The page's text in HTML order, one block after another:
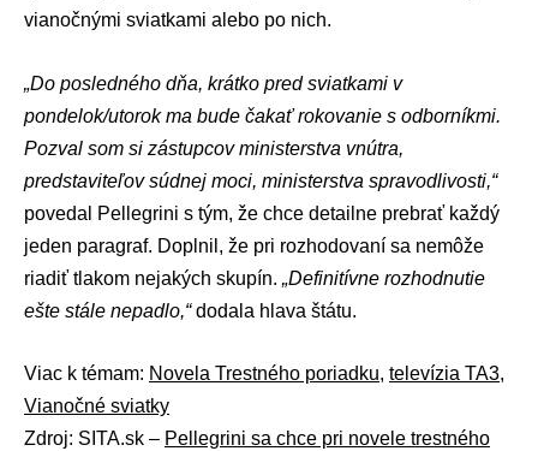
vianočnými sviatkami alebo po nich.
„Do posledného dňa, krátko pred sviatkami v
pondelok/utorok ma bude čakať rokovanie s odborníkmi.
Pozval som si zástupcov ministerstva vnútra,
predstaviteľov súdnej moci, ministerstva spravodlivosti,“
povedal Pellegrini s tým, že chce detailne prebrať každý
jeden paragraf. Doplnil, že pri rozhodovaní sa nemôže
riadiť tlakom nejakých skupín. „Definitívne rozhodnutie
ešte stále nepadlo,“dodala hlava štátu.
Viac k témam: Novela Trestného poriadku, televízia TA3,
Vianočné sviatky
Zdroj: SITA.sk – Pellegrini sa chce pri novele trestného